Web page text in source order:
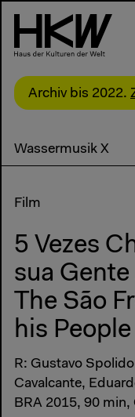
Archiv bis 2022.
Wassermusik X
Film
5 Vezes
sua
The São
his People
R: Gustavo
Cavalcante,
BRA 2015, 90 min,